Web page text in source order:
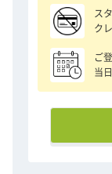
ス
ク
ご
当